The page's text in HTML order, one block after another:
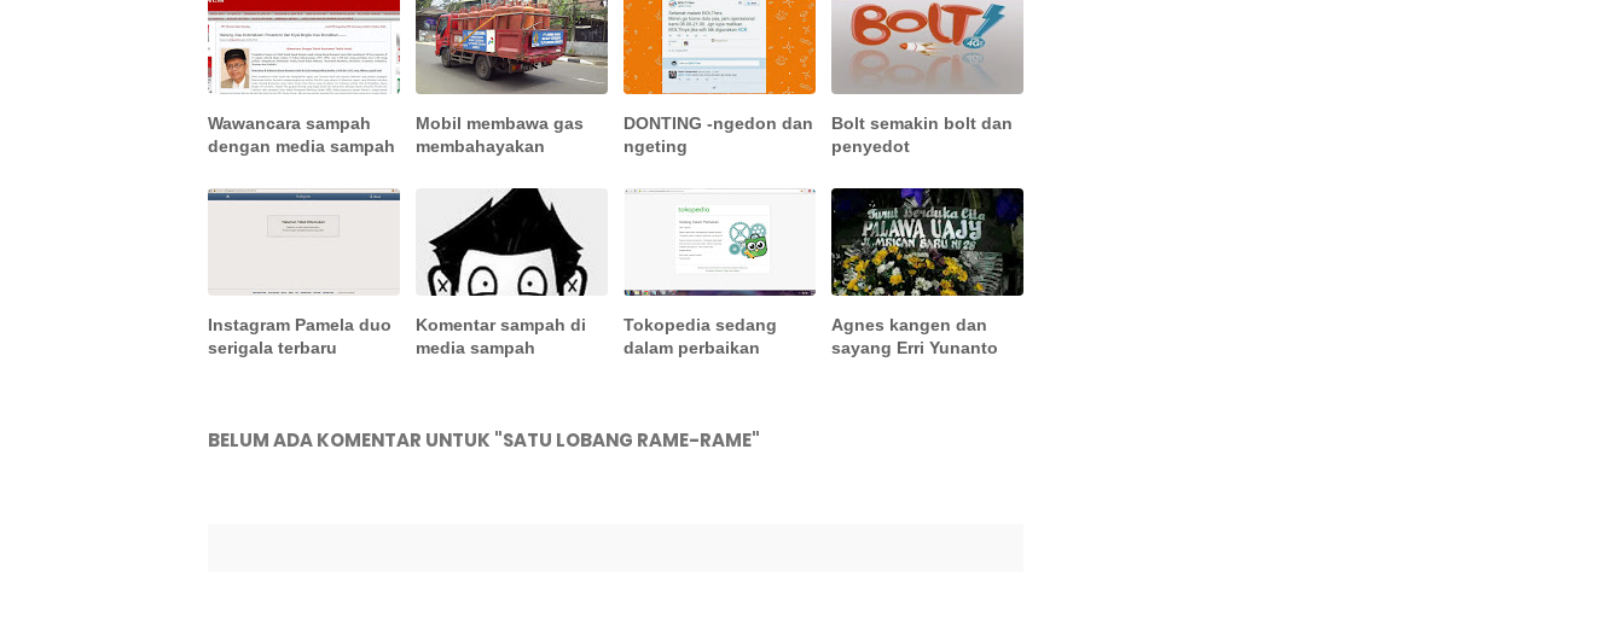
Wawancara sampah
dengan media sampah
Mobil membawa gas
membahayakan
DONTING -ngedon dan
ngeting
Bolt semakin bolt dan
penyedot
Instagram Pamela duo
serigala terbaru
Komentar sampah di
media sampah
Tokopedia sedang
dalam perbaikan
Agnes kangen dan
sayang Erri Yunanto
BELUM ADA KOMENTAR UNTUK "SATU LOBANG RAME-RAME"